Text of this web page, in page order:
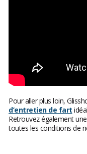
Pour aller plus loin,
d’entretien de fart
Retrouvez également une
toutes les conditions de